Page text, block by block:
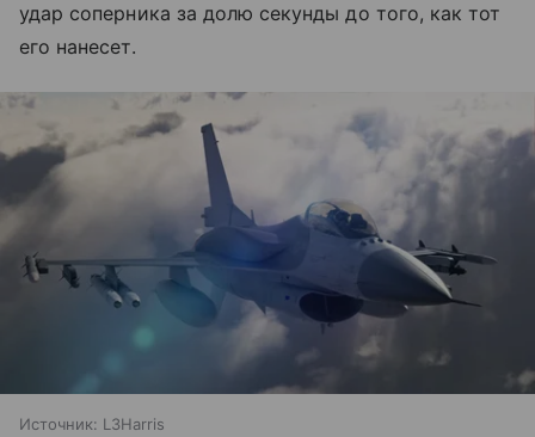
удар соперника за долю секунды до того, как тот
его нанесет.
Источник: L3Harris